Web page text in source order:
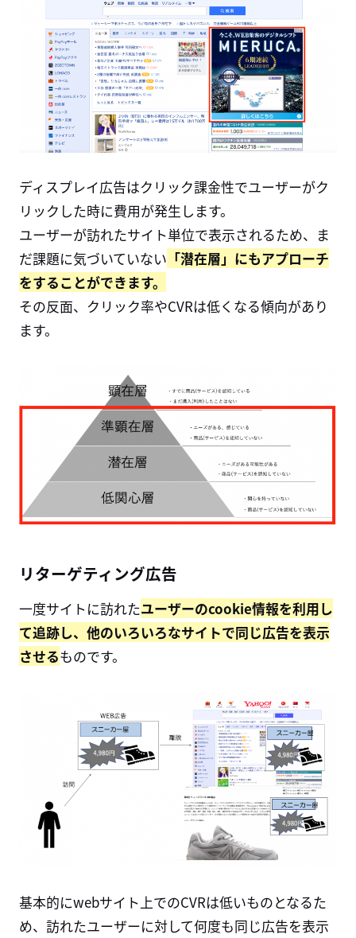
ディスプレイ広告はクリック課金性でユーザーがク
リックした時に費用が発生します。
ユーザーが訪れたサイト単位で表示されるため、ま
だ課題に気づいていない 「潜在層」にもアプローチ
をすることができます。
その反面、クリック率やCVRは低くなる傾向があり
ます。
リターゲティング広告
一度サイトに訪れたユーザーのcookie情報を利用し
て追跡し、他のいろいろなサイトで同じ広告を表示
させるものです。
基本的にwebサイト上でのCVRは低いものとなるた
め、訪れたユーザーに対して何度も同じ広告を表示